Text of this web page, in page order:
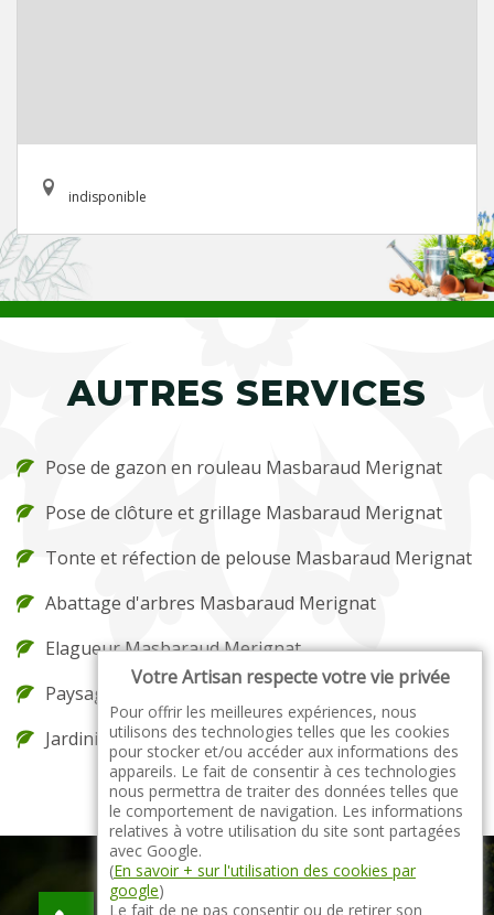
indisponible
AUTRES SERVICES
Pose de gazon en rouleau Masbaraud Merignat
Pose de clôture et grillage Masbaraud Merignat
Tonte et réfection de pelouse Masbaraud Merignat
Abattage d'arbres Masbaraud Merignat
Elagueur Masbaraud Merignat
Paysagiste Masbaraud Merignat
Jardinier Masbaraud Merignat
indisponible
Votre Artisan respecte votre vie privée
Pour offrir les meilleures expériences, nous
utilisons des technologies telles que les cookies
pour stocker et/ou accéder aux informations des
appareils. Le fait de consentir à ces technologies
nous permettra de traiter des données telles que
le comportement de navigation. Les informations
relatives à votre utilisation du site sont partagées
avec Google.
(En savoir + sur l'utilisation des cookies par
google)
Le fait de ne pas consentir ou de retirer son